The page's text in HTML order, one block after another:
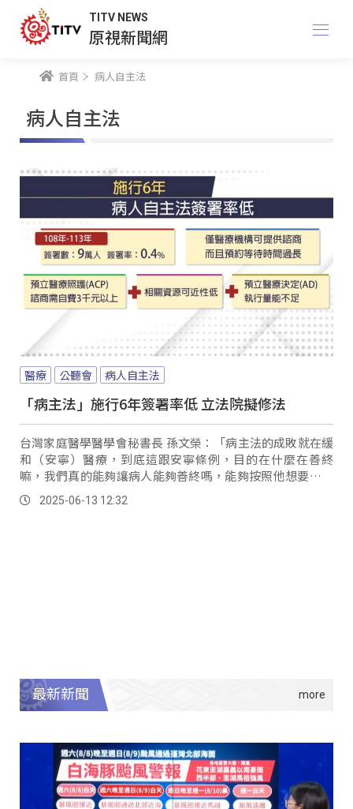
TITV NEWS
原視新聞網
首頁 病人自主法
病人自主法
醫療 公聽會 病人自主法
「病主法」施行6年簽署率低 立法院擬修法
台灣家庭醫學醫學會秘書長 孫文榮：「病主法的成敗就在緩
和（安寧）醫療，到底這跟安寧條例，目的在什麼在善終
嘛，我們真的能夠讓病人能夠善終嗎，能夠按照他想要的善
終嗎。2025-06-13 12:32
最新新聞